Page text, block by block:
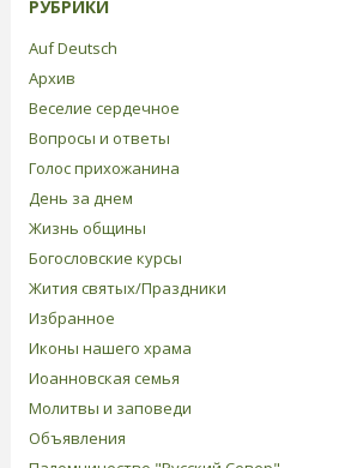
РУБРИКИ
Auf Deutsch
Архив
Веселие сердечное
Вопросы и ответы
Голос прихожанина
День за днем
Жизнь общины
Богословские курсы
Жития святых/Праздники
Избранное
Иконы нашего храма
Иоанновская семья
Молитвы и заповеди
Объявления